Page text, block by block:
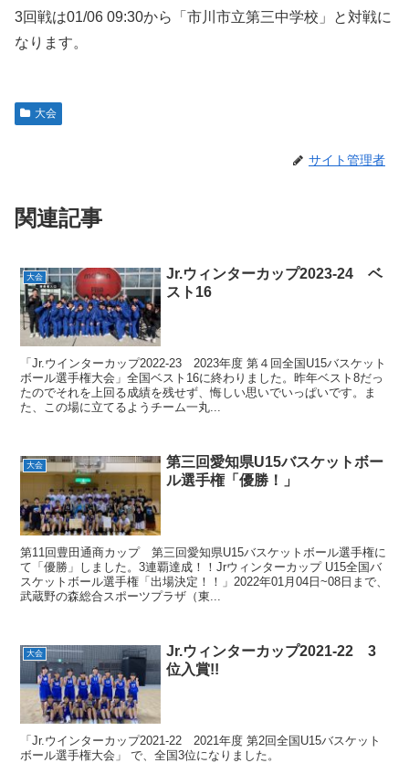
3回戦は01/06 09:30から「市川市立第三中学校」と対戦に
なります。
大会
サイト管理者
関連記事
大会
Jr.ウィンターカップ2023-24 ベ
スト16
「Jr.ウインターカップ2022-23 2023年度 第４回全国U15バスケット
ボール選手権大会」全国ベスト16に終わりました。昨年ベスト8だっ
たのでそれを上回る成績を残せず、悔しい思いでいっぱいです。ま
た、この場に立てるようチーム一丸...
大会
第三回愛知県U15バスケットボー
ル選手権「優勝！」
第11回豊田通商カップ 第三回愛知県U15バスケットボール選手権に
て「優勝」しました。3連覇達成！！Jrウィンターカップ U15全国バ
スケットボール選手権「出場決定！！」2022年01月04日~08日まで、
武蔵野の森総合スポーツプラザ（東...
大会
Jr.ウィンターカップ2021-22 3
位入賞!!
「Jr.ウインターカップ2021-22 2021年度 第2回全国U15バスケット
ボール選手権大会」 で、全国3位になりました。